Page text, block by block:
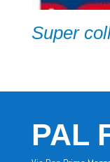
Super
PAL